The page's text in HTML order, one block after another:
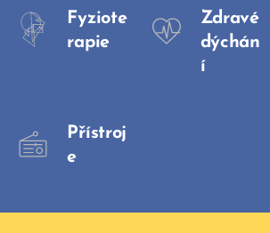
Fyziote
rapie
Zdravé
dýchán
í
Přístroj
e